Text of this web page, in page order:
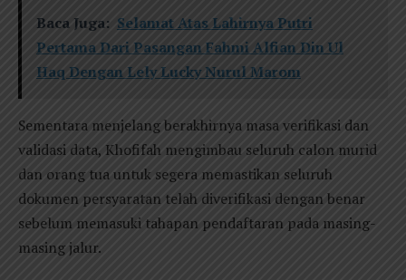
Baca Juga: Selamat Atas Lahirnya Putri
Pertama Dari Pasangan Fahmi Alfian Din Ul
Haq Dengan Lely Lucky Nurul Marom
Sementara menjelang berakhirnya masa verifikasi dan
validasi data, Khofifah mengimbau seluruh calon murid
dan orang tua untuk segera memastikan seluruh
dokumen persyaratan telah diverifikasi dengan benar
sebelum memasuki tahapan pendaftaran pada masing-
masing jalur.